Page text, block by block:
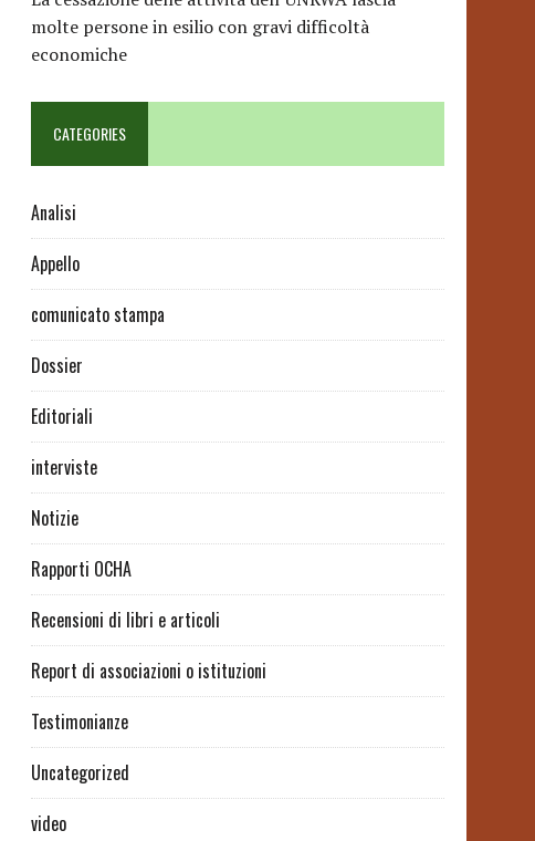
molte persone in esilio con gravi difficoltà
economiche
CATEGORIES
Analisi
Appello
comunicato stampa
Dossier
Editoriali
interviste
Notizie
Rapporti OCHA
Recensioni di libri e articoli
Report di associazioni o istituzioni
Testimonianze
Uncategorized
video